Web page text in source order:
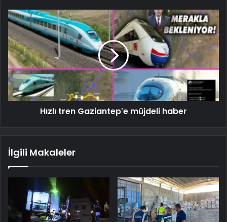
Hızlı tren Gaziantep'e müjdeli haber
İlgili Makaleler